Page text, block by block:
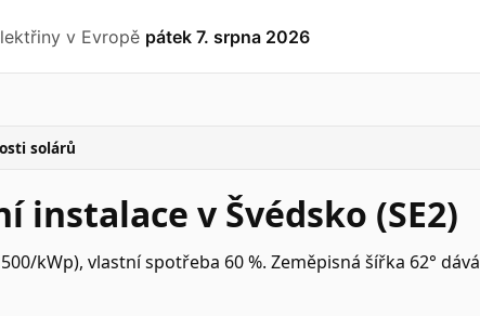
v Evropě pátek 7. srpna 2026
solárů
v Švédsko (SE2)
kWp), vlastní spotřeba 60 %. Zeměpisná šířka 62° dává